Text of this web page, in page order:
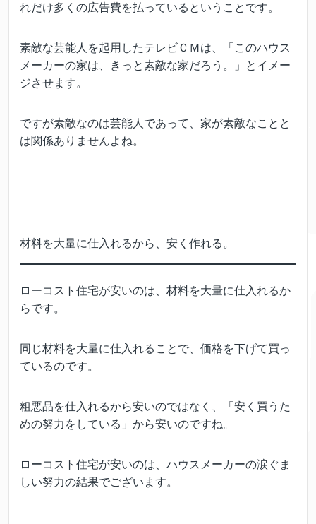
れだけ多くの広告費を払っているということです。
素敵な芸能人を起用したテレビＣＭは、「このハウス
メーカーの家は、きっと素敵な家だろう。」とイメー
ジさせます。
ですが素敵なのは芸能人であって、家が素敵なことと
は関係ありませんよね。
材料を大量に仕入れるから、安く作れる。
ローコスト住宅が安いのは、材料を大量に仕入れるか
らです。
同じ材料を大量に仕入れることで、価格を下げて買っ
ているのです。
粗悪品を仕入れるから安いのではなく、「安く買うた
めの努力をしている」から安いのですね。
ローコスト住宅が安いのは、ハウスメーカーの涙ぐま
しい努力の結果でございます。